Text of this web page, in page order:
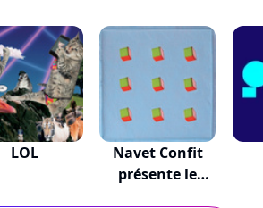
LOL
Navet Confit
présente le